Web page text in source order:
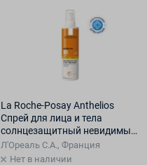
La Roche-Posay Anthelios
Спрей для лица и тела
солнцезащитный невидимый
SPF 30 200мл
Л'Ореаль С.А., Франция
Нет в наличии